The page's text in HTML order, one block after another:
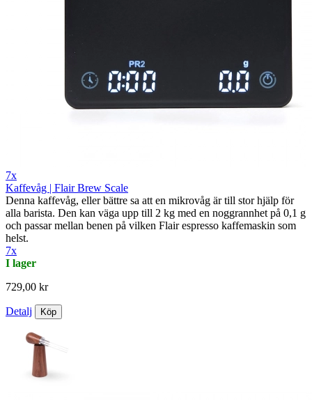
7x
Kaffevåg | Flair Brew Scale
Denna kaffevåg, eller bättre sa att en mikrovåg är till stor hjälp för
alla barista. Den kan väga upp till 2 kg med en noggrannhet på 0,1 g
och passar mellan benen på vilken Flair espresso kaffemaskin som
helst.
7x
I lager
729,00 kr
Detalj Köp